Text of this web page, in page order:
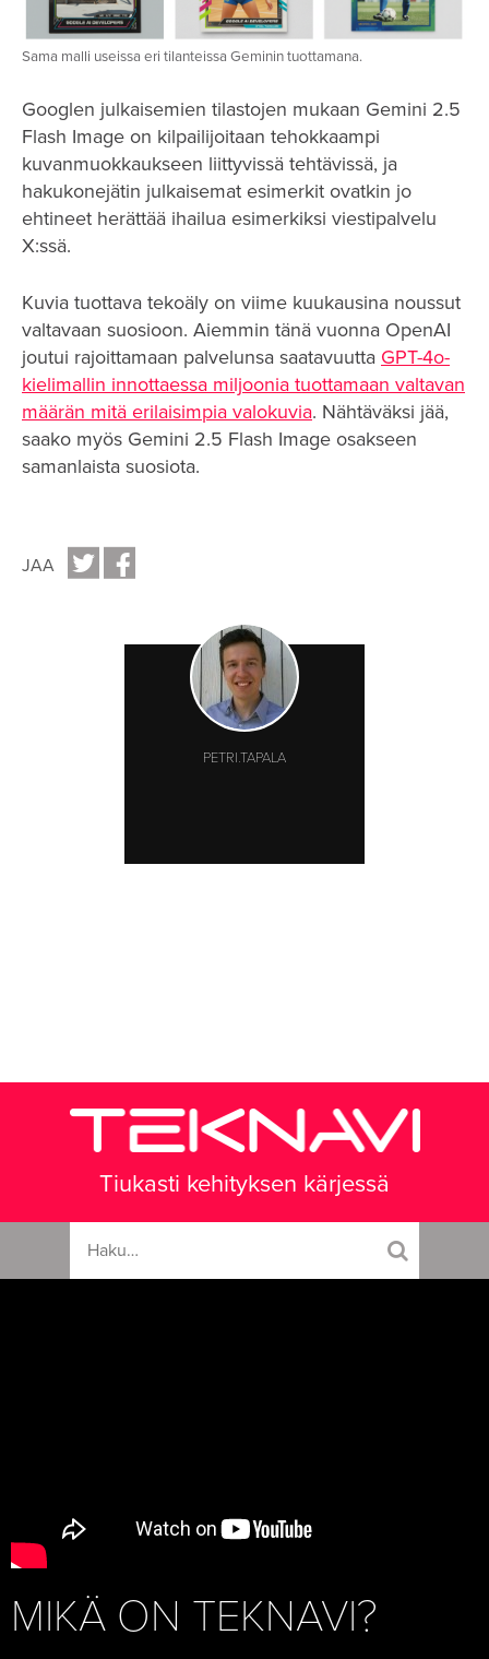
Sama malli useissa eri tilanteissa Geminin tuottamana.
Googlen julkaisemien tilastojen mukaan Gemini 2.5
Flash Image on kilpailijoitaan tehokkaampi
kuvanmuokkaukseen liittyvissä tehtävissä, ja
hakukonejätin julkaisemat esimerkit ovatkin jo
ehtineet herättää ihailua esimerkiksi viestipalvelu
X:ssä.
Kuvia tuottava tekoäly on viime kuukausina noussut
valtavaan suosioon. Aiemmin tänä vuonna OpenAI
joutui rajoittamaan palvelunsa saatavuutta GPT-4o-
kielimallin innottaessa miljoonia tuottamaan valtavan
määrän mitä erilaisimpia valokuvia. Nähtäväksi jää,
saako myös Gemini 2.5 Flash Image osakseen
samanlaista suosiota.
JAA
PETRI.TAPALA
Tiukasti kehityksen kärjessä
MIKÄ ON TEKNAVI?